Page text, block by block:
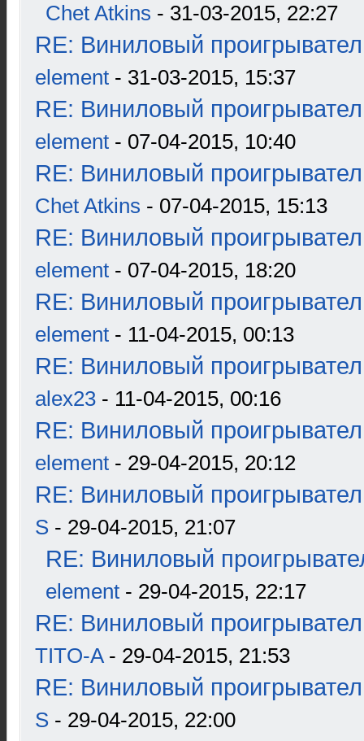
Chet Atkins - 31-03-2015, 22:27
RE: Виниловый
element - 31-03-2015, 15:37
RE: Виниловый
element - 07-04-2015, 10:40
RE: Виниловый
Chet Atkins - 07-04-2015, 15:13
RE: Виниловый
element - 07-04-2015, 18:20
RE: Виниловый
element - 11-04-2015, 00:13
RE: Виниловый
alex23 - 11-04-2015, 00:16
RE: Виниловый
element - 29-04-2015, 20:12
RE: Виниловый
S - 29-04-2015, 21:07
RE: Виниловый
element - 29-04-2015, 22:17
RE: Виниловый
TITO-A- 29-04-2015, 21:53
RE: Виниловый
S - 29-04-2015, 22:00